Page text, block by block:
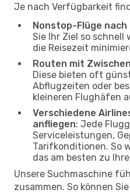
Je nach Verfügbarkeit
Nonstop-Flüge nach
Sie Ihr Ziel so schnell
die Reisezeit
Routen mit
Diese bieten oft
Abflugzeiten oder
kleineren Flughäfen
Verschiedene
anfliegen: Jede
Serviceleistungen,
Tarifkonditionen. So
das am besten zu
Unsere Suchmaschine
zusammen. So können